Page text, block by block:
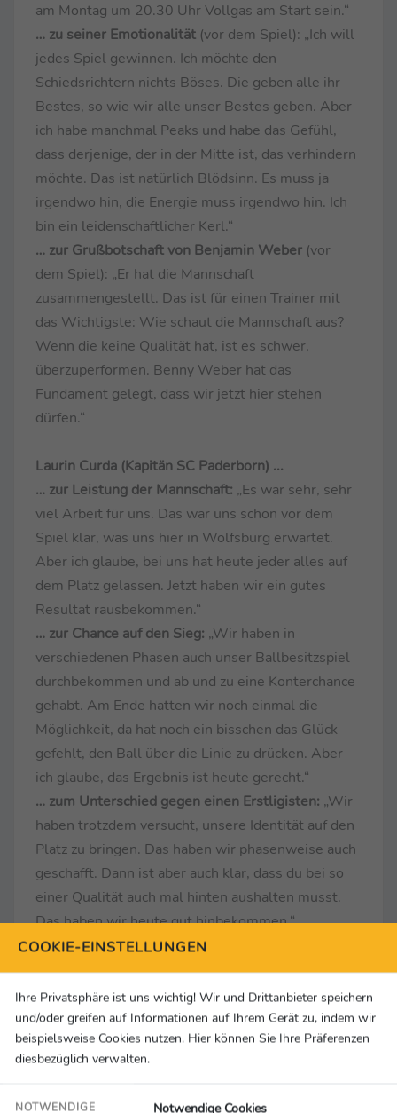
am Montag um 20.30 Uhr Vollgas am Start sein.“
… zu seiner Emotionalität (vor dem Spiel): „Ich will
jedes Spiel gewinnen. Ich möchte den
Schiedsrichtern nichts Böses. Die geben alle ihr
Bestes, so wie wir alle unser Bestes geben. Aber
ich habe manchmal Peaks und habe das Gefühl,
dass derjenige, der in der Mitte ist, das verhindern
möchte. Das ist natürlich Blödsinn. Es muss ja
irgendwo hin, die Energie muss irgendwo hin. Ich
bin ein leidenschaftlicher Kerl.“
… zur Grußbotschaft von Benjamin Weber (vor
dem Spiel): „Er hat die Mannschaft
zusammengestellt. Das ist für einen Trainer mit
das Wichtigste: Wie schaut die Mannschaft aus?
Wenn die keine Qualität hat, ist es schwer,
überzuperformen. Benny Weber hat das
Fundament gelegt, dass wir jetzt hier stehen
dürfen.“
Laurin Curda (Kapitän SC Paderborn) ...
… zur Leistung der Mannschaft: „Es war sehr, sehr
viel Arbeit für uns. Das war uns schon vor dem
Spiel klar, was uns hier in Wolfsburg erwartet.
Aber ich glaube, bei uns hat heute jeder alles auf
dem Platz gelassen. Jetzt haben wir ein gutes
Resultat rausbekommen.“
… zur Chance auf den Sieg: „Wir haben in
verschiedenen Phasen auch unser Ballbesitzspiel
durchbekommen und ab und zu eine Konterchance
gehabt. Am Ende hatten wir noch einmal die
Möglichkeit, da hat noch ein bisschen das Glück
gefehlt, den Ball über die Linie zu drücken. Aber
ich glaube, das Ergebnis ist heute gerecht.“
… zum Unterschied gegen einen Erstligisten: „Wir
haben trotzdem versucht, unsere Identität auf den
Platz zu bringen. Das haben wir phasenweise auch
geschafft. Dann ist aber auch klar, dass du bei so
einer Qualität auch mal hinten aushalten musst.
Das haben wir heute gut hinbekommen.“
… zur Unterstützung der Fans:
lange keinen Aufstieg erreicht. Jetzt gilt es, zu
Hause noch einmal eine richtig gute Leistung
abzurufen. Aber es ist Wahnsinn, was unsere Fans
die komplette Saison auswärts und zu Hause
zaubern. Wir sind eine richtige Einheit geworden.“
COOKIE-EINSTELLUNGEN
Ihre Privatsphäre ist uns wichtig! Wir und Drittanbieter speichern
und/oder greifen auf Informationen auf Ihrem Gerät zu, indem wir
beispielsweise Cookies nutzen. Hier können Sie Ihre Präferenzen
diesbezüglich verwalten.
NOTWENDIGE
Notwendige Cookies